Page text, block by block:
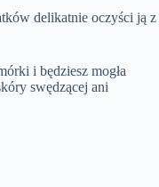
delikatnie oczyści ją z
i będziesz mogła
swędzącej ani